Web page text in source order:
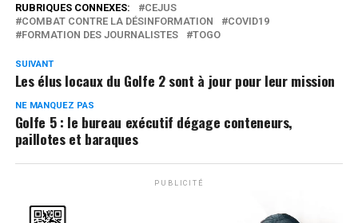
RUBRIQUES CONNEXES:
CEJUS
COMBAT CONTRE LA DÉSINFORMATION
COVID19
FORMATION DES JOURNALISTES
TOGO
SUIVANT
Les élus locaux du Golfe 2 sont à jour pour leur mission
NE MANQUEZ PAS
Golfe 5 : le bureau exécutif dégage conteneurs,
paillotes et baraques
PUBLICITÉ